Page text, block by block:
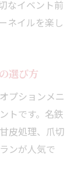
なイベント前
ネイルを楽し
選び方
プションメニ
トです。名鉄
皮処理、爪切
ンが人気で